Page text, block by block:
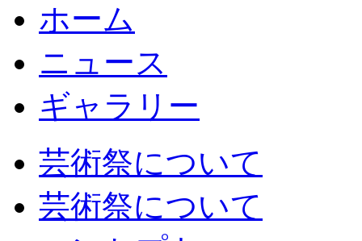
ホーム
ニュース
ギャラリー
芸術祭について
芸術祭について